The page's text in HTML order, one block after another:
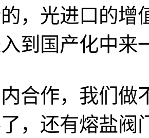
，光进口的增
到国产化中来
作，我们做
，还有熔盐阀